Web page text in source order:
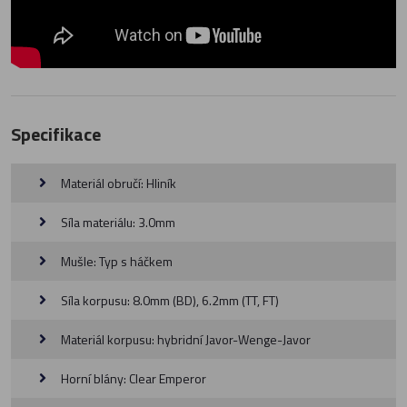
Specifikace
Materiál obručí: Hliník
Síla materiálu: 3.0mm
Mušle: Typ s háčkem
Síla korpusu: 8.0mm (BD), 6.2mm (TT, FT)
Materiál korpusu: hybridní Javor-Wenge-Javor
Horní blány: Clear Emperor